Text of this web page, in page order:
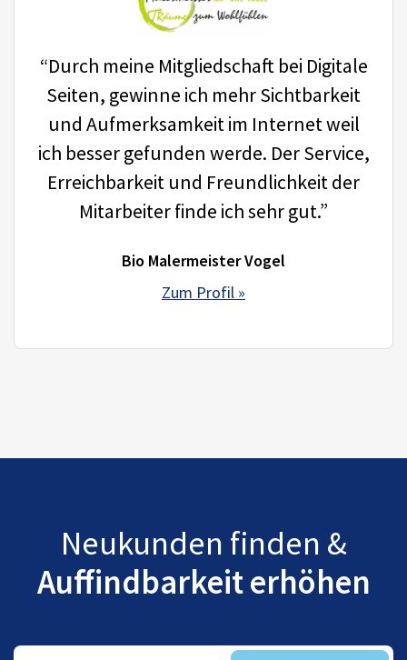
“Durch meine Mitgliedschaft bei Digitale
Seiten, gewinne ich mehr Sichtbarkeit
und Aufmerksamkeit im Internet weil
ich besser gefunden werde. Der Service,
Erreichbarkeit und Freundlichkeit der
Mitarbeiter finde ich sehr gut.”
Bio Malermeister Vogel
Zum Profil »
Neukunden finden &
Auffindbarkeit erhöhen